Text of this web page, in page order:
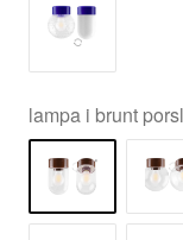
lampa i brunt